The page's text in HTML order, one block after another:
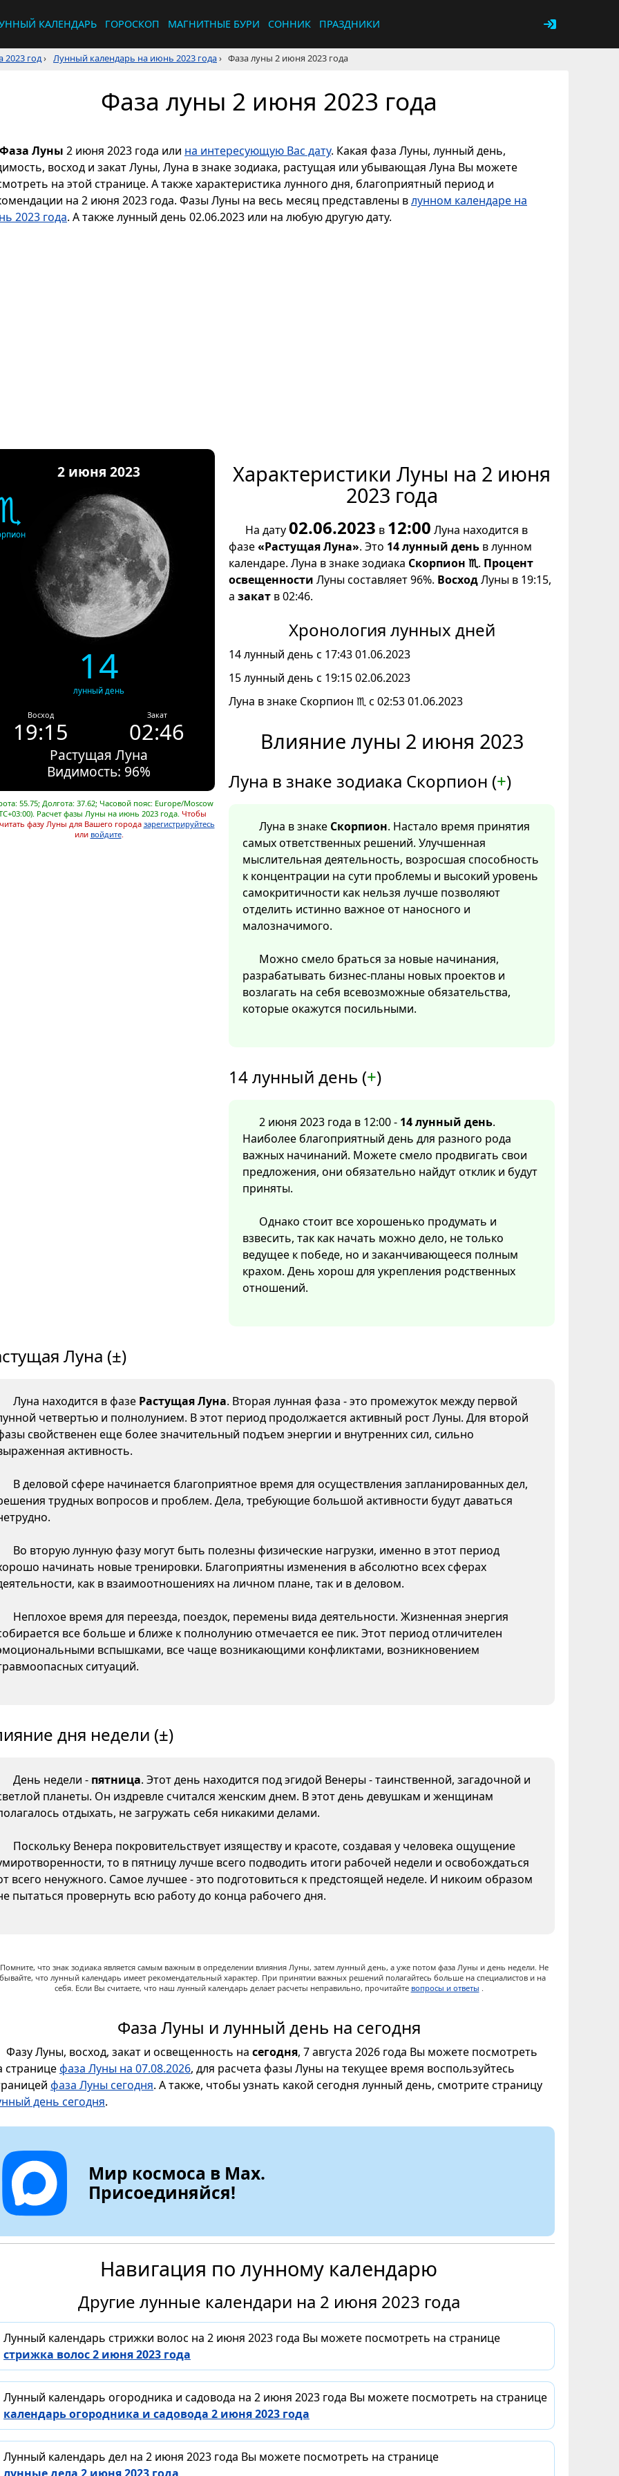
КАЛЕНДАРЬ ГОРОСКОП МАГНИТНЫЕ БУРИ СОННИК ПРАЗДНИКИ
2023 год› Лунный календарь на июнь 2023 года› Фаза луны 2 июня 2023 года
Фаза луны 2 июня 2023 года
Фаза Луны 2 июня 2023 года или на интересующую Вас дату. Какая фаза Луны, лунный день,
восход и закат Луны, Луна в знаке зодиака, растущая или убывающая Луна Вы можете
на этой странице. А также характеристика лунного дня, благоприятный период и
на 2 июня 2023 года. Фазы Луны на весь месяц представлены влунном календаре на
2023 года. А также лунный день 02.06.2023 или на любую другую дату.
2 июня 2023
14
лунный день
Восход
19:15
Закат
02:46
Растущая Луна
Видимость: 96%
55.75; Долгота: 37.62; Часовой пояс: Europe/Moscow
Расчет фазы Луны на июнь 2023 года. Чтобы
фазу Луны для Вашего города зарегистрируйтесь
или войдите.
Характеристики Луны на 2 июня
2023 года
На дату02.06.2023 в 12:00 Луна находится в
фазе«Растущая Луна». Это 14 лунный день в лунном
календаре. Луна в знаке зодиака Скорпион ♏. Процент
освещенности Луны составляет 96%. ВосходЛуны в 19:15,
а закат в 02:46.
Хронология лунных дней
14 лунный день с 17:43 01.06.2023
15 лунный день с 19:15 02.06.2023
Луна в знаке Скорпион ♏ с 02:53 01.06.2023
Влияние луны 2 июня 2023
Луна в знаке зодиака Скорпион (+)
Луна в знаке Скорпион. Настало время принятия
самых ответственных решений. Улучшенная
мыслительная деятельность, возросшая способность
к концентрации на сути проблемы и высокий уровень
самокритичности как нельзя лучше позволяют
отделить истинно важное от наносного и
малозначимого.
Можно смело браться за новые начинания,
разрабатывать бизнес-планы новых проектов и
возлагать на себя всевозможные обязательства,
которые окажутся посильными.
14 лунный день (+)
2 июня 2023 года в 12:00 - 14 лунный день.
Наиболее благоприятный день для разного рода
важных начинаний. Можете смело продвигать свои
предложения, они обязательно найдут отклик и будут
приняты.
Однако стоит все хорошенько продумать и
взвесить, так как начать можно дело, не только
ведущее к победе, но и заканчивающееся полным
крахом. День хорош для укрепления родственных
отношений.
Луна (±)
Луна находится в фазе Растущая Луна. Вторая лунная фаза - это промежуток между первой
четвертью и полнолунием. В этот период продолжается активный рост Луны. Для второй
свойственен еще более значительный подъем энергии и внутренних сил, сильно
активность.
В деловой сфере начинается благоприятное время для осуществления запланированных дел,
трудных вопросов и проблем. Дела, требующие большой активности будут даваться
Во вторую лунную фазу могут быть полезны физические нагрузки, именно в этот период
начинать новые тренировки. Благоприятны изменения в абсолютно всех сферах
как в взаимоотношениях на личном плане, так и в деловом.
Неплохое время для переезда, поездок, перемены вида деятельности. Жизненная энергия
все больше и ближе к полнолунию отмечается ее пик. Этот период отличителен
вспышками, все чаще возникающими конфликтами, возникновением
ситуаций.
дня недели (±)
День недели - пятница. Этот день находится под эгидой Венеры - таинственной, загадочной и
планеты. Он издревле считался женским днем. В этот день девушкам и женщинам
отдыхать, не загружать себя никакими делами.
Поскольку Венера покровительствует изяществу и красоте, создавая у человека ощущение
то в пятницу лучше всего подводить итоги рабочей недели и освобождаться
всего ненужного. Самое лучшее - это подготовиться к предстоящей неделе. И никоим образом
пытаться провернуть всю работу до конца рабочего дня.
Помните, что знак зодиака является самым важным в определении влияния Луны, затем лунный день, а уже потом фаза Луны и день недели. Не
что лунный календарь имеет рекомендательный характер. При принятии важных решений полагайтесь больше на специалистов и на
себя. Если Вы считаете, что наш лунный календарь делает расчеты неправильно, прочитайте вопросы и ответы .
Фаза Луны и лунный день на сегодня
Фазу Луны, восход, закат и освещенность на сегодня, 7 августа 2026 года Вы можете посмотреть
страницефаза Луны на 07.08.2026, для расчета фазы Луны на текущее время воспользуйтесь
фаза Луны сегодня. А также, чтобы узнать какой сегодня лунный день, смотрите страницу
день сегодня.
Мир космоса в Max.
Присоединяйся!
Навигация по лунному календарю
Другие лунные календари на 2 июня 2023 года
Лунный календарь стрижки волос на 2 июня 2023 года Вы можете посмотреть на странице
стрижка волос 2 июня 2023 года
Лунный календарь огородника и садовода на 2 июня 2023 года Вы можете посмотреть на странице
календарь огородника и садовода 2 июня 2023 года
Лунный календарь дел на 2 июня 2023 года Вы можете посмотреть на странице